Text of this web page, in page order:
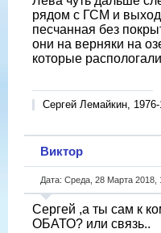
рядом с ГСМ и
песчанная без
они на верняки на
которые
Сергей Лемайкин, 1976-
Виктор
Дата: Среда, 28 Марта
Сергей ,а ты сам к
ОБАТО? или связь..